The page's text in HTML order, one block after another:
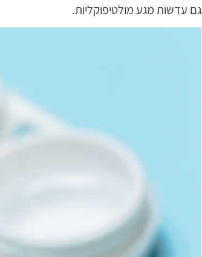
גם עדשות מגע מולטיפוקליות.